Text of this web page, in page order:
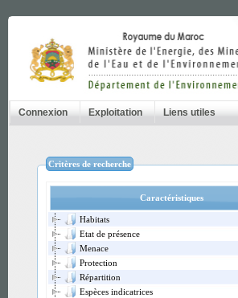
Connexion Exploitation Liens utiles
Critères de recherche
Caractéristiques
Habitats
Etat de présence
Menace
Protection
Répartition
Espèces indicatrices